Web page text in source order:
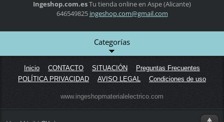
Ingeshop.com.esTu tienda online en Aspe (Alicante)
646549825 ingeshop.com@gmail.com
Categorías
Inicio CONTACTO SITUACIÓN
Preguntas Frecuentes
POLÍTICA PRIVACIDAD
AVISO LEGAL Condiciones de uso
www.ingeshopmaterialelectrico.com